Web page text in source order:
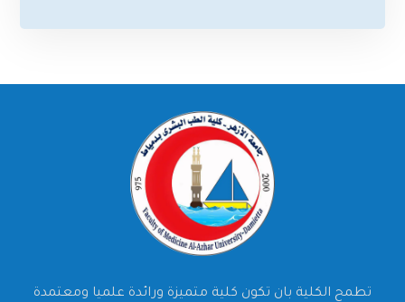
تطمح الكلية بان تكون كلية متميزة ورائدة علميا ومعتمدة